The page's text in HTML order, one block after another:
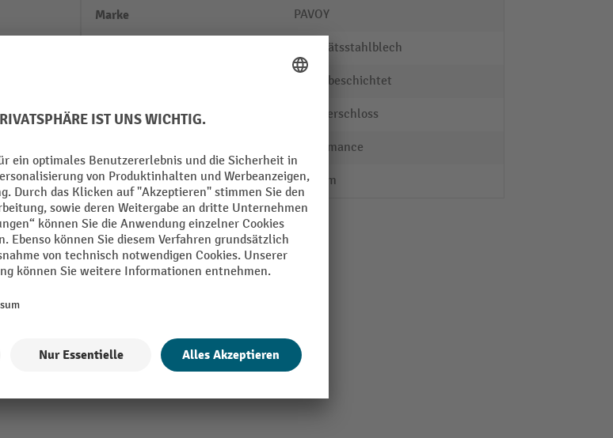
Marke PAVOY
Qualitätsstahlblech
pulverbeschichtet
Schloss Typ Zylinderschloss
Performance
Tiefe 500 mm
Alle technische Details anzeigen